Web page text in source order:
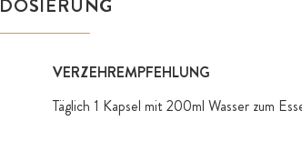
DOSIERUNG
VERZEHREMPFEHLUNG
Täglich 1 Kapsel mit 200ml Wasser zum